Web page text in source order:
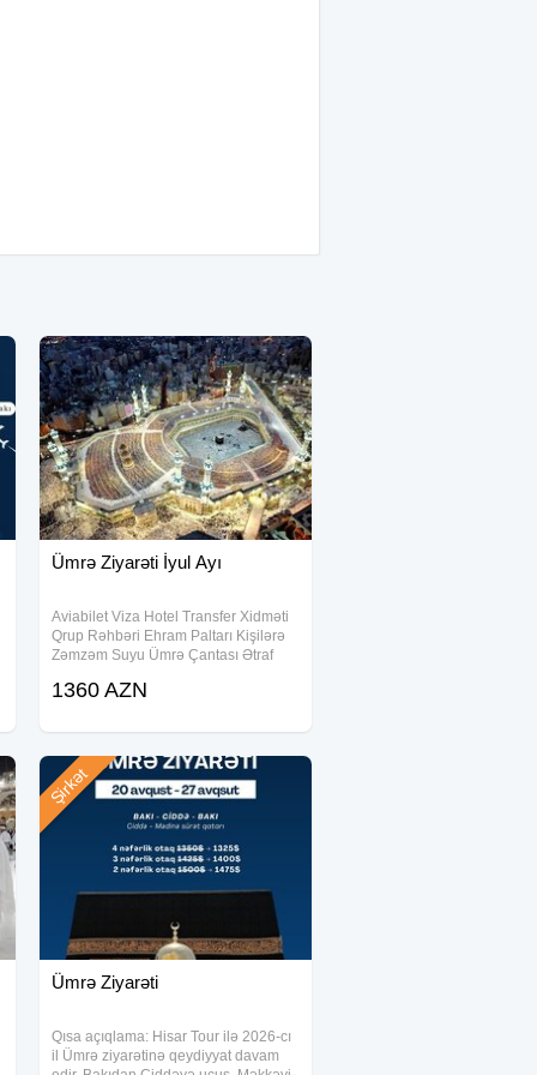
Ümrə Ziyarəti İyul Ayı
Aviabilet Viza Hotel Transfer Xidməti
Qrup Rəhbəri Ehram Paltarı Kişilərə
Zəmzəm Suyu Ümrə Çantası Ətraf
1360 AZN
Ümrə Ziyarəti
Qısa açıqlama: Hisar Tour ilə 2026-cı
il Ümrə ziyarətinə qeydiyyat davam
Şirkət